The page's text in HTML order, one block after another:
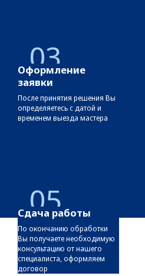
03
Оформление
заявки
После принятия решения Вы
определяетесь с датой и
временем выезда мастера
05
Сдача работы
По окончанию обработки
Вы получаете необходимую
консультацию от нашего
специалиста, оформляем
договор